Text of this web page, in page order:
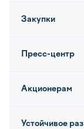
Закупки
Пресс-центр
Акционерам
Устойчивое